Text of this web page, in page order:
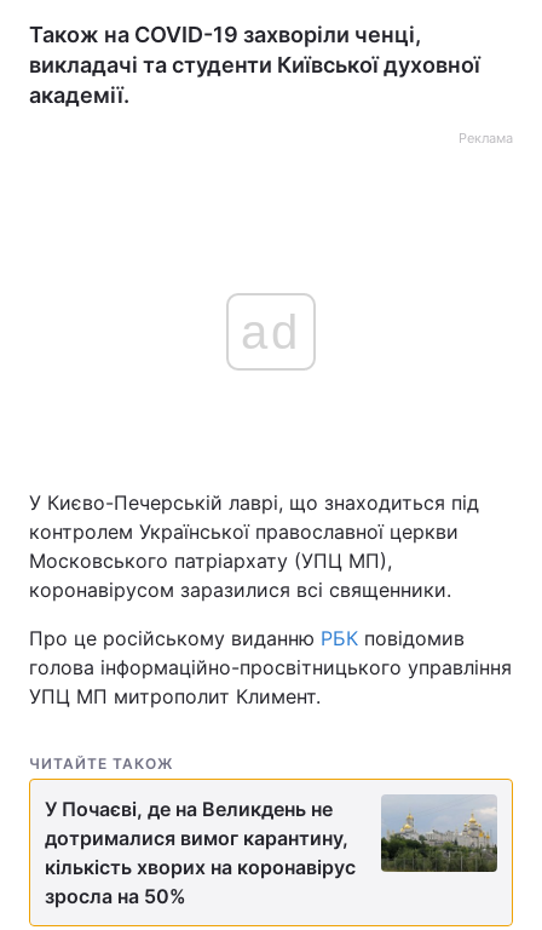
Головна Війна
Україна Політика
Спорт Наука
Зброя Інциденти
Здоров'я Туризм
Погода
Також на COVID-19 захворіли ченці,
викладачі та студенти Київської духовної
академії.
Реклама
ad
У Києво-Печерській лаврі, що знаходиться під
контролем Української православної церкви
Московського патріархату (УПЦ МП),
коронавірусом заразилися всі священники.
Про це російському виданню РБК повідомив
голова інформаційно-просвітницького управління
УПЦ МП митрополит Климент.
ЧИТАЙТЕ ТАКОЖ
У Почаєві, де на Великдень не
дотрималися вимог карантину,
кількість хворих на коронавірус
зросла на 50%